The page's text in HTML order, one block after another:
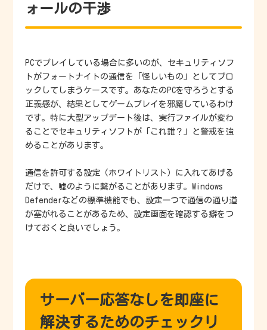
ォールの干渉
PCでプレイしている場合に多いのが、セキュリティソフ
トがフォートナイトの通信を「怪しいもの」としてブロ
ックしてしまうケースです。あなたのPCを守ろうとする
正義感が、結果としてゲームプレイを邪魔しているわけ
です。特に大型アップデート後は、実行ファイルが変わ
ることでセキュリティソフトが「これ誰？」と警戒を強
めることがあります。
通信を許可する設定（ホワイトリスト）に入れてあげる
だけで、嘘のように繋がることがあります。Windows
Defenderなどの標準機能でも、設定一つで通信の通り道
が塞がれることがあるため、設定画面を確認する癖をつ
けておくと良いでしょう。
サーバー応答なしを即座に
解決するためのチェックリ